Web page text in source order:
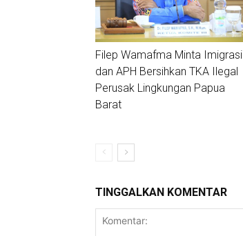
Filep Wamafma Minta Imigrasi
dan APH Bersihkan TKA Ilegal
Perusak Lingkungan Papua
Barat
TINGGALKAN KOMENTAR